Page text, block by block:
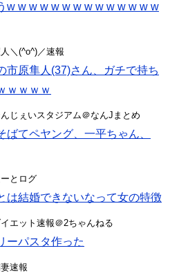
w w w w w w w w w w w w w w
＼(^o^)／速報
市原隼人(37)さん、ガチで持ち
ｗｗｗｗ
じぇいスタジアム＠なんJまとめ
ばてペヤング、一平ちゃん、
とログ
は結婚できないなって女の特徴
エット速報＠2ちゃんねる
ーパスタ作った
速報